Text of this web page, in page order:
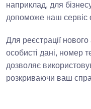
наприклад, для
допоможе наш сервіс
Для реєстрації
особисті дані, номер
дозволяє
розкриваючи ваш